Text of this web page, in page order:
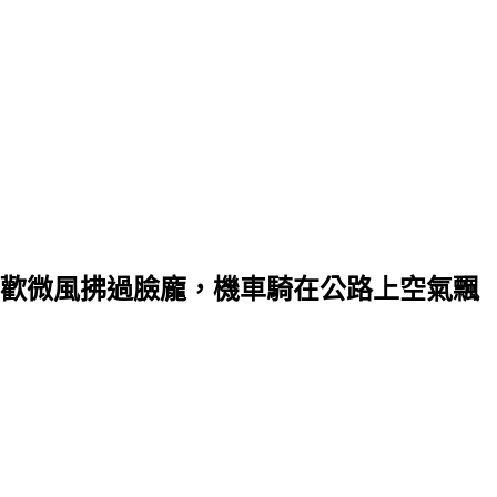
微風拂過臉龐，機車騎在公路上空氣飄